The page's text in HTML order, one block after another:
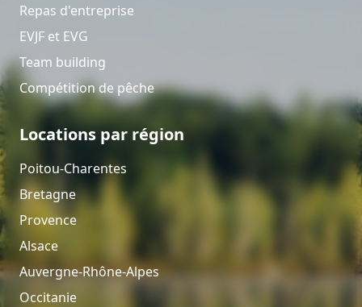
Repas d'entreprise
EVJF et EVG
Team building
Compétition de pêche
Locations par région
Poitou-Charentes
Bretagne
Provence
Alsace
Auvergne-Rhône-Alpes
Occitanie